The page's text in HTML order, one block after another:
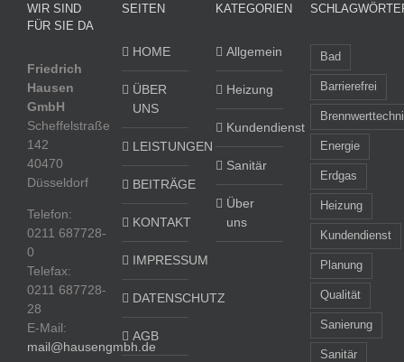
WIR SIND
FÜR SIE DA
Friedrich
Hausen
GmbH
Scheffelstraße
142
40470
Düsseldorf
Telefon:
0211 687728-
0
Telefax:
0211 687728-
28
E-Mail:
mail@hausengmbh.de
SEITEN
HOME
ÜBER
UNS
LEISTUNGEN
BEITRÄGE
KONTAKT
IMPRESSUM
DATENSCHUTZ
AGB
KATEGORIEN
Allgemein
Heizung
Kundendienst
Sanitär
Über
uns
Bad
Barrierefrei
Energie
Erdgas
Heizung
Kundendienst
Planung
Qualität
Sanierung
Sanitär